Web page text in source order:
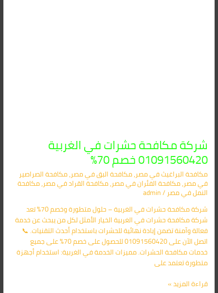
شركة مكافحة حشرات في الغربية
01091560420 خصم 70%
مكافحة البراغيث​ في مصر,مكافحة البق​ في مصر,مكافحة الصراصير​
في مصر,مكافحة الفئران​ في مصر,مكافحة القراد​ في مصر,مكافحة
النمل​ في مصر/
admin
شركة مكافحة حشرات في الغربية – حلول متطورة وخصم 70% تعد
شركة مكافحة حشرات في الغربية الخيار الأمثل لكل من يبحث عن خدمة
فعالة وآمنة تضمن إبادة نهائية للحشرات باستخدام أحدث التقنيات. 📞
اتصل الآن على 01091560420 للحصول على خصم 70% على جميع
خدمات مكافحة الحشرات. مميزات الخدمة في الغربية: استخدام أجهزة
متطورة تعتمد على
قراءة المزيد »